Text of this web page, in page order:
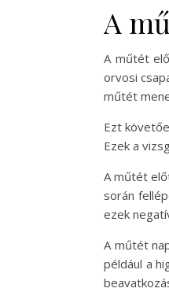
A
A műtét
orvosi
műtét
Ezt
Ezek a
A műtét
során
ezek
A műtét
például a